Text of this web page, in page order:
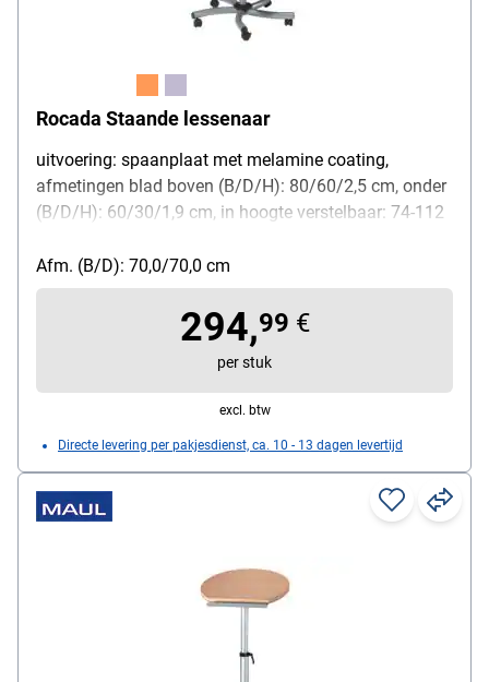
Rocada Staande lessenaar
uitvoering: spaanplaat met melamine coating,
afmetingen blad boven (B/D/H): 80/60/2,5 cm, onder
(B/D/H): 60/30/1,9 cm, in hoogte verstelbaar: 74-112
Afm. (B/D): 70,0/70,0 cm
294,99 €
per stuk
excl. btw
Directe levering per pakjesdienst, ca. 10 - 13 dagen levertijd